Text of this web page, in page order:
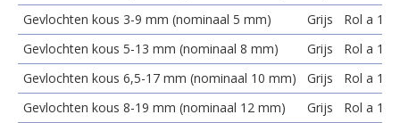
Gevlochten kous 3-9 mm (nominaal 5 mm)
Grijs
Rol a
Gevlochten kous 5-13 mm (nominaal 8 mm)
Grijs
Rol a
Gevlochten kous 6,5-17 mm (nominaal 10 mm)
Grijs
Rol a
Gevlochten kous 8-19 mm (nominaal 12 mm)
Grijs
Rol a